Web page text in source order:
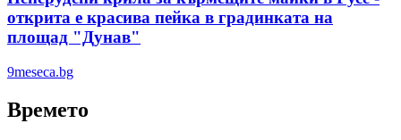
открита е красива пейка в градинката на
площад "Дунав"
9meseca.bg
Времето